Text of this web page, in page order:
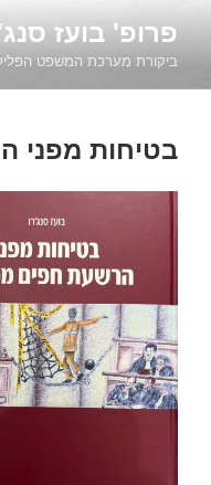
לתוכןפרופ' בועז
ביקורת מערכת המשפט
בטיחות מפני